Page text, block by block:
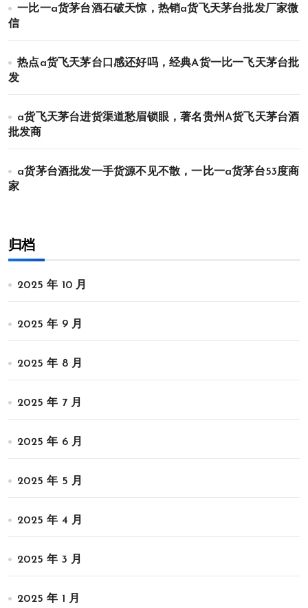
一比一a货茅台酒石破天惊，热销a货飞天茅台批发厂家微
信
热点a货飞天茅台口感还好吗，经典A货一比一飞天茅台批
发
a货飞天茅台进货渠道愁眉锁眼，著名贵州A货飞天茅台酒
批发商
a货茅台酒批发一手货源不见不散，一比一a货茅台53度商
家
归档
2025 年 10 月
2025 年 9 月
2025 年 8 月
2025 年 7 月
2025 年 6 月
2025 年 5 月
2025 年 4 月
2025 年 3 月
2025 年 1 月